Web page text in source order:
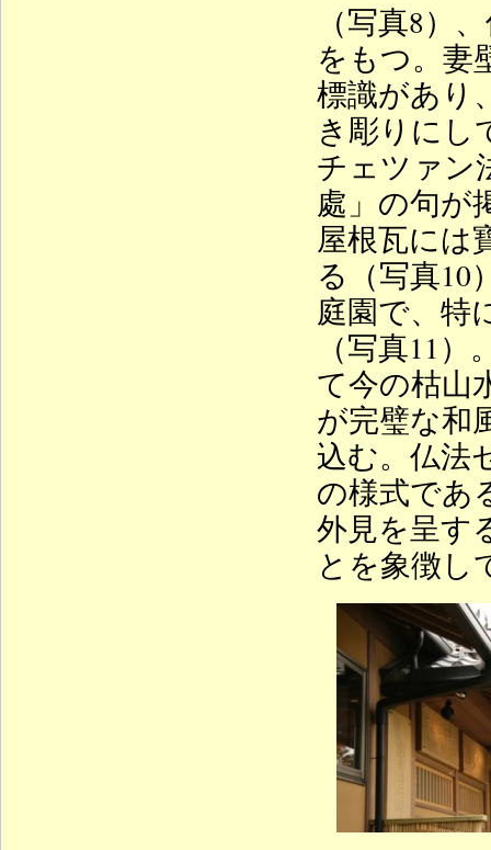
（写真8）
をもつ。妻
標識があり
き彫りにし
チェツァン
處」の句が
屋根瓦には
る（写真10
庭園で、特
（写真11
て今の枯山
が完璧な和
込む。仏法
の様式であ
外見を呈す
とを象徴し